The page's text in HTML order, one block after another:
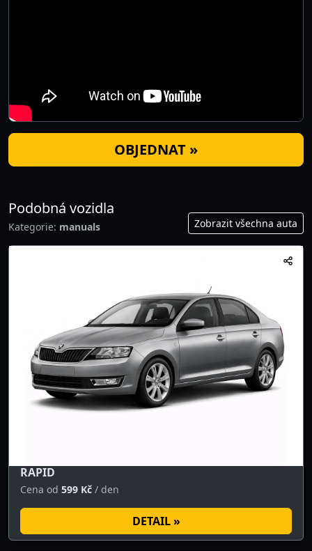
OBJEDNAT »
Podobná vozidla
Kategorie: manuals Zobrazit všechna auta
RAPID
Cena od 599 Kč / den
DETAIL »